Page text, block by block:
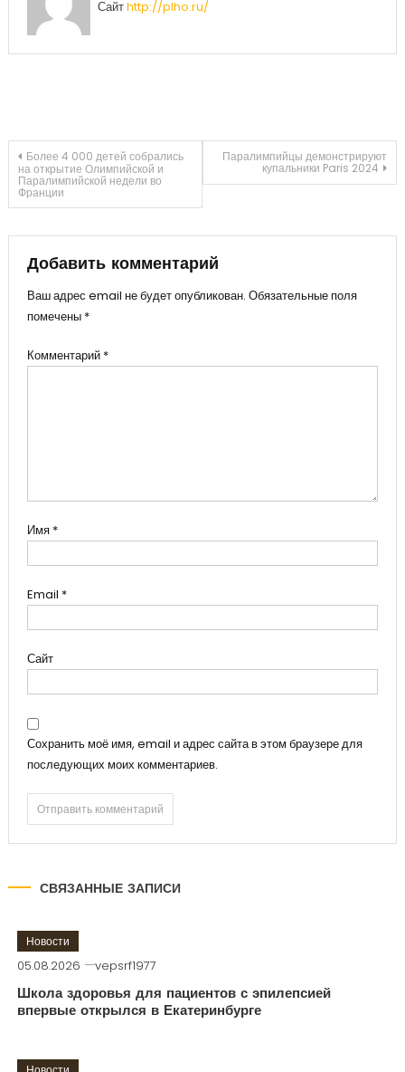
Сайтhttp://plho.ru/
Навигация
по
записям
Более 4 000 детей собрались
на открытие Олимпийской и
Паралимпийской недели во
Франции
Паралимпийцы демонстрируют
купальники Paris 2024
Добавить комментарий
Ваш адрес email не будет опубликован. Обязательные поля
помечены *
Комментарий *
Имя *
Email *
Сайт
Сохранить моё имя, email и адрес сайта в этом браузере для
последующих моих комментариев.
СВЯЗАННЫЕ ЗАПИСИ
Новости
05.08.2026 vepsrf1977
Школа здоровья для пациентов с эпилепсией
впервые открылся в Екатеринбурге